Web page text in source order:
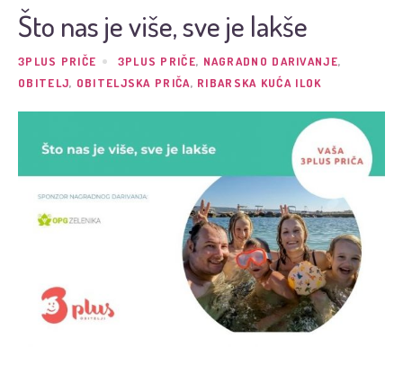
Što nas je više, sve je lakše
3PLUS PRIČE 3PLUS PRIČE, NAGRADNO DARIVANJE,
OBITELJ, OBITELJSKA PRIČA, RIBARSKA KUĆA ILOK